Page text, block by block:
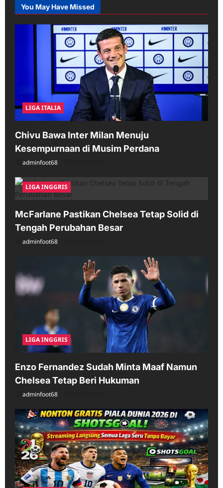
You May Have Missed
LIGA ITALIA
Chivu Bawa Inter Milan Menuju
Kesempurnaan di Musim Perdana
adminfoot68
LIGA INGGRIS
McFarlane Pastikan Chelsea Tetap Solid di
Tengah Perubahan Besar
adminfoot68
LIGA INGGRIS
Enzo Fernandez Sudah Minta Maaf Namun
Chelsea Tetap Beri Hukuman
adminfoot68